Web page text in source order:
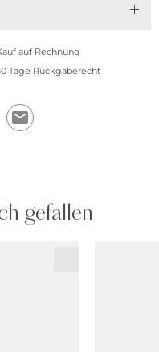
auf Rechnung
Tage Rückgaberecht
gefallen